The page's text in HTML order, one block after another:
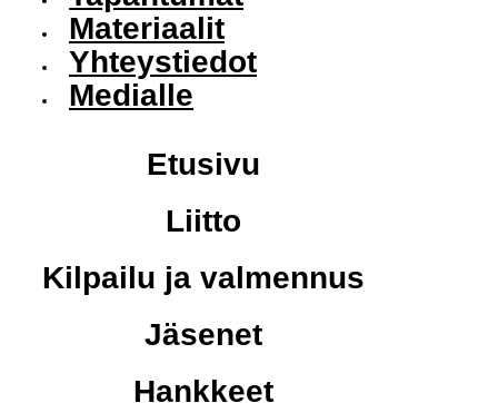
Materiaalit
Yhteystiedot
Medialle
Etusivu
Liitto
Kilpailu ja valmennus
Jäsenet
Hankkeet